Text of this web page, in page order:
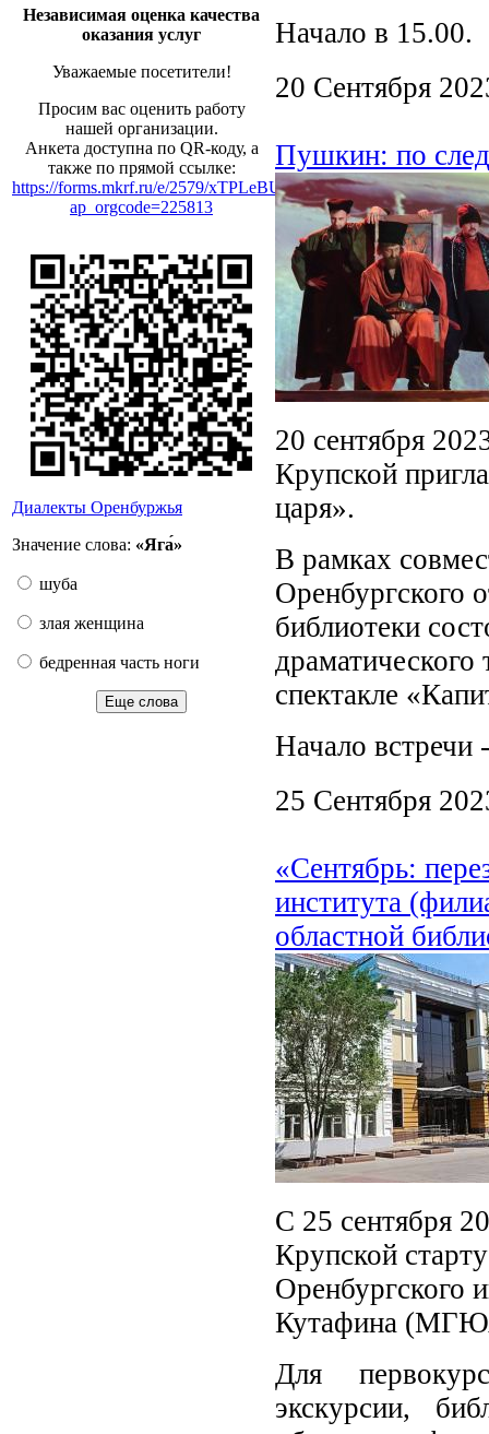
Независимая оценка качества
оказания услуг
Уважаемые посетители!
Просим вас оценить работу
нашей организации.
Анкета доступна по QR-коду, а
также по прямой ссылке:
https://forms.mkrf.ru/e/2579/xTPLeBU7/?
ap_orgcode=225813
Диалекты Оренбуржья
Значение слова: «Яга́»
шуба
злая женщина
бедренная часть ноги
Еще слова
Начало в 15.00.
20 Сентября
Пушкин: по
20 сентября
Крупской
царя».
В рамках
Оренбургского
библиотеки
спектакле
Начало встречи
25 Сентября
«Сентябрь:
института
областной
С 25 сентября
Крупской
Оренбургского
Кутафина
Для
экскурсии,